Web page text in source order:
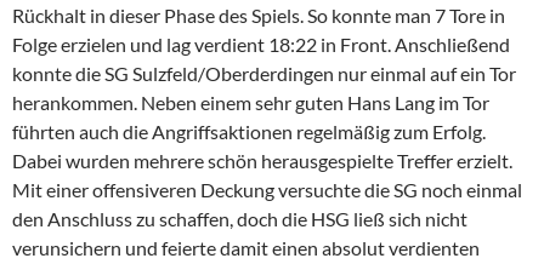
Rückhalt in dieser Phase des Spiels. So konnte man 7 Tore in
Folge erzielen und lag verdient 18:22 in Front. Anschließend
konnte die SG Sulzfeld/Oberderdingen nur einmal auf ein Tor
herankommen. Neben einem sehr guten Hans Lang im Tor
führten auch die Angriffsaktionen regelmäßig zum Erfolg.
Dabei wurden mehrere schön herausgespielte Treffer erzielt.
Mit einer offensiveren Deckung versuchte die SG noch einmal
den Anschluss zu schaffen, doch die HSG ließ sich nicht
verunsichern und feierte damit einen absolut verdienten